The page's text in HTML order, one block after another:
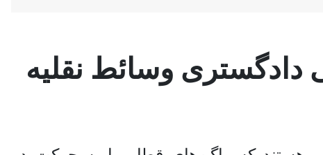
دادگستری وسائط نقلیه